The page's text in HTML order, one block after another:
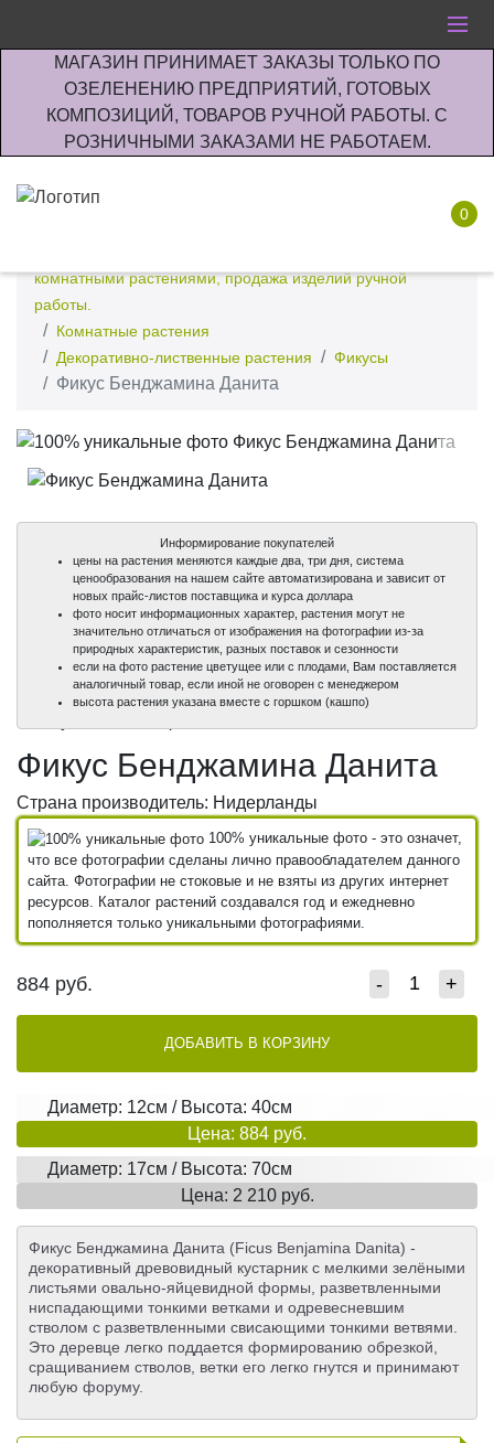
МАГАЗИН ПРИНИМАЕТ ЗАКАЗЫ ТОЛЬКО ПО
ОЗЕЛЕНЕНИЮ ПРЕДПРИЯТИЙ, ГОТОВЫХ
КОМПОЗИЦИЙ, ТОВАРОВ РУЧНОЙ РАБОТЫ. С
РОЗНИЧНЫМИ ЗАКАЗАМИ НЕ РАБОТАЕМ.
0
комнатными растениями, продажа изделий ручной
работы.
Комнатные растения
Декоративно-лиственные растения
Фикусы
Фикус Бенджамина Данита
100%
Информирование покупателей
цены на растения меняются каждые два, три дня, система
ценообразования на нашем сайте автоматизирована и зависит от
новых прайс-листов поставщика и курса доллара
фото носит информационных характер, растения могут не
значительно отличаться от изображения на фотографии из-за
природных характеристик, разных поставок и сезонности
если на фото растение цветущее или с плодами, Вам поставляется
аналогичный товар, если иной не оговорен с менеджером
высота растения указана вместе с горшком (кашпо)
Фикус Бенджамина Данита
Страна производитель: Нидерланды
100% уникальные фото - это означет,
что все фотографии сделаны лично правообладателем данного
сайта. Фотографии не стоковые и не взяты из других интернет
ресурсов. Каталог растений создавался год и ежедневно
пополняется только уникальными фотографиями.
884 руб. - +
ДОБАВИТЬ В КОРЗИНУ
Диаметр: 12см / Высота: 40см
Цена: 884 руб.
Диаметр: 17см / Высота: 70см
Цена: 2 210 руб.
Фикус Бенджамина Данита (Ficus Benjamina Danita) -
декоративный древовидный кустарник с мелкими зелёными
листьями овально-яйцевидной формы, разветвленными
ниспадающими тонкими ветками и одревесневшим
стволом с разветвленными свисающими тонкими ветвями.
Это деревце легко поддается формированию обрезкой,
сращиванием стволов, ветки его легко гнутся и принимают
любую форуму.